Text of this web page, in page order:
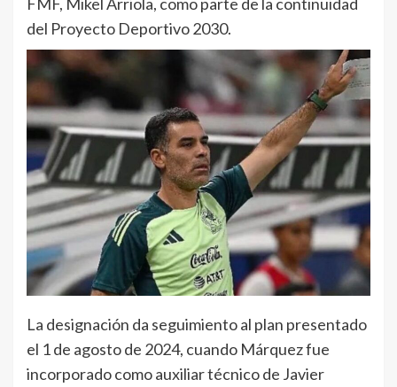
del Proyecto Deportivo 2030.
La designación da seguimiento al plan presentado
el 1 de agosto de 2024, cuando Márquez fue
incorporado como auxiliar técnico de Javier